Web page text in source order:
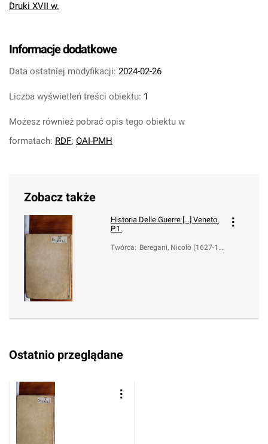
Druki XVII w.
Informacje dodatkowe
Data ostatniej modyfikacji: 2024-02-26
Liczba wyświetleń treści obiektu: 1
Możesz również pobrać opis tego obiektu w
formatach: RDF; OAI-PMH
Zobacz także
Historia Delle Guerre [...] Veneto.
P.1.
Twórca: Beregani, Nicolò (1627-17
Ostatnio przeglądane